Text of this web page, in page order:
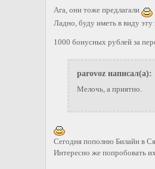
Ага, они тоже предлагали
Ладно, буду иметь в виду
1000 бонусных рублей за
parovoz написал(а):
Мелочь, а приятно.
Сегодня пополню Билайн в
Интересно же попробовать